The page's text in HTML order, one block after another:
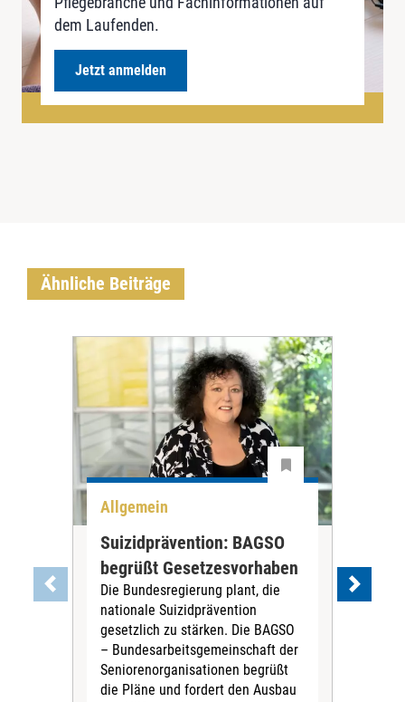
dem Laufenden.
Jetzt anmelden
Ähnliche Beiträge
Allgemein
Suizidprävention: BAGSO
begrüßt Gesetzesvorhaben
Die Bundesregierung plant, die
nationale Suizidprävention
gesetzlich zu stärken. Die BAGSO
– Bundesarbeitsgemeinschaft der
Seniorenorganisationen begrüßt
die Pläne und fordert den Ausbau